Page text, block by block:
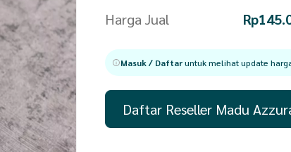
Harga Jual
Rp
Masuk / Daftaruntuk melihat update
Daftar Reseller Madu